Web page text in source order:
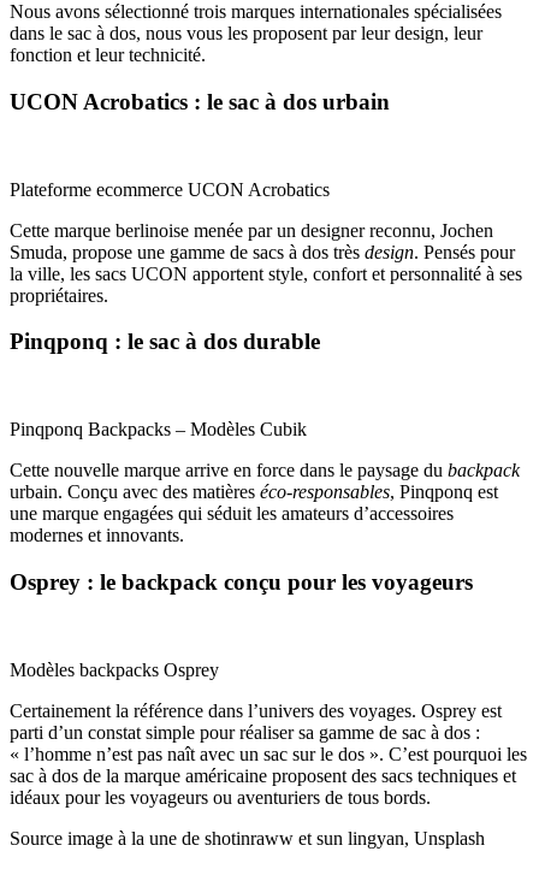
Nous avons sélectionné trois marques internationales spécialisées
dans le sac à dos, nous vous les proposent par leur design, leur
fonction et leur technicité.
UCON Acrobatics : le sac à dos urbain
Plateforme ecommerce UCON Acrobatics
Cette marque berlinoise menée par un designer reconnu, Jochen
Smuda, propose une gamme de sacs à dos très design. Pensés pour
la ville, les sacs UCON apportent style, confort et personnalité à ses
propriétaires.
Pinqponq : le sac à dos durable
Pinqponq Backpacks – Modèles Cubik
Cette nouvelle marque arrive en force dans le paysage du backpack
urbain. Conçu avec des matières éco-responsables, Pinqponq est
une marque engagées qui séduit les amateurs d’accessoires
modernes et innovants.
Osprey : le backpack conçu pour les voyageurs
Modèles backpacks Osprey
Certainement la référence dans l’univers des voyages. Osprey est
parti d’un constat simple pour réaliser sa gamme de sac à dos :
« l’homme n’est pas naît avec un sac sur le dos ». C’est pourquoi les
sac à dos de la marque américaine proposent des sacs techniques et
idéaux pour les voyageurs ou aventuriers de tous bords.
Source image à la une de shotinraww et sun lingyan, Unsplash